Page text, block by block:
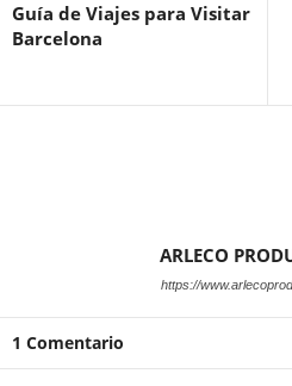
Guía de Viajes para Visitar
Barcelona
ARLECO
https://
1 Comentario